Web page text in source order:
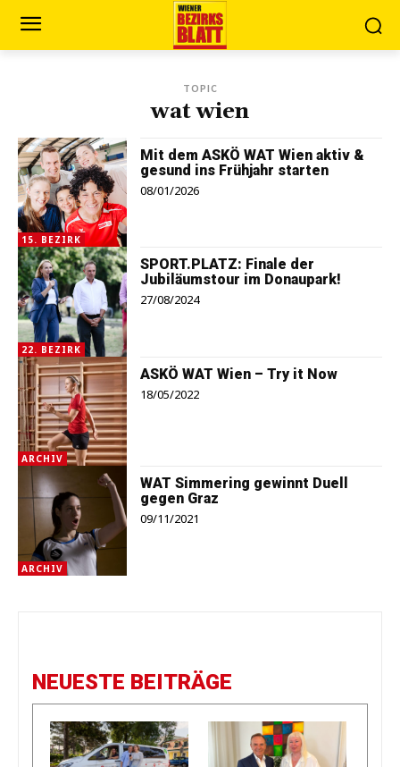
TOPIC
wat wien
15. BEZIRK
Mit dem ASKÖ WAT Wien aktiv &
gesund ins Frühjahr starten
08/01/2026
22. BEZIRK
SPORT.PLATZ: Finale der
Jubiläumstour im Donaupark!
27/08/2024
ARCHIV
ASKÖ WAT Wien – Try it Now
18/05/2022
ARCHIV
WAT Simmering gewinnt Duell
gegen Graz
09/11/2021
NEUESTE BEITRÄGE